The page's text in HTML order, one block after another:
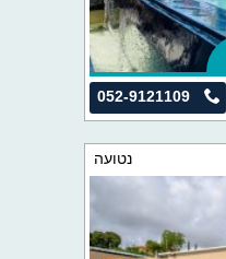
052-9121109
נטועה